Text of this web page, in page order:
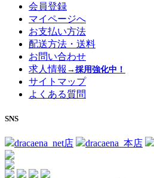
会員登録
マイページへ
お支払い方法
配送方法・送料
お問い合わせ
求人情報 →採用強化中！
サイトマップ
よくある質問
SNS
dracaena_net店 dracaena_本店